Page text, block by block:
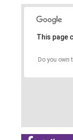
This page
Do you own